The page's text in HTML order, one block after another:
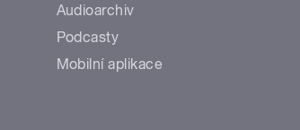
Audioarchiv
Podcasty
Mobilní aplikace